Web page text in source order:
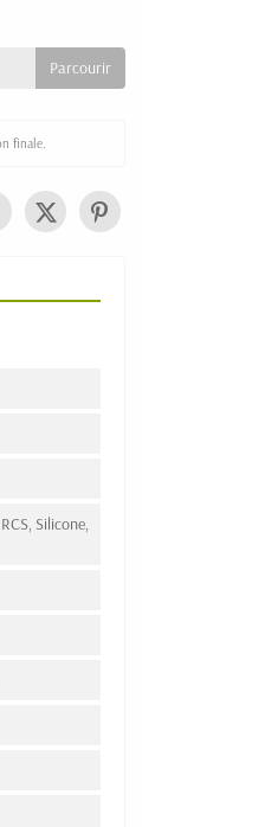
finale.
Silicone,